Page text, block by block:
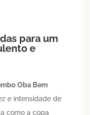
para um
e
Oba Bem
e intensidade de
como a copa